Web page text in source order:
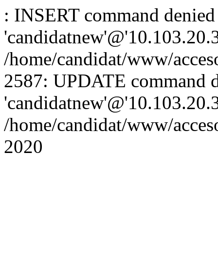
: INSERT command
/home/candidat/www/
2587: UPDATE command
/home/candidat/www/
2020